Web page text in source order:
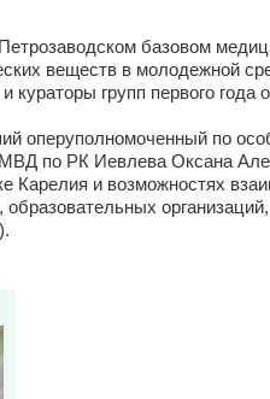
базовом
веществ в молодежной
кураторы групп первого года
оперуполномоченный по
по РК Иевлева Оксана
Карелия и возможностях
образовательных